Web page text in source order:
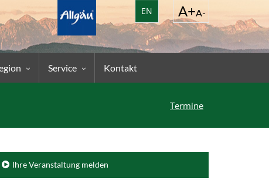
EN
Service Kontakt
Termine
Ihre Veranstaltung melden